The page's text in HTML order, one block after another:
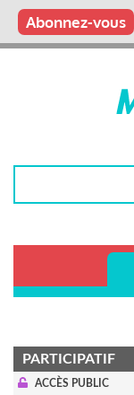
Aller
contenu
Main
Qui sommes nous ?
Vous publiez
Nous publions
Contactez-nous
Abonnez-vous
PARTICIPATIF
ACCÈS PUBLIC